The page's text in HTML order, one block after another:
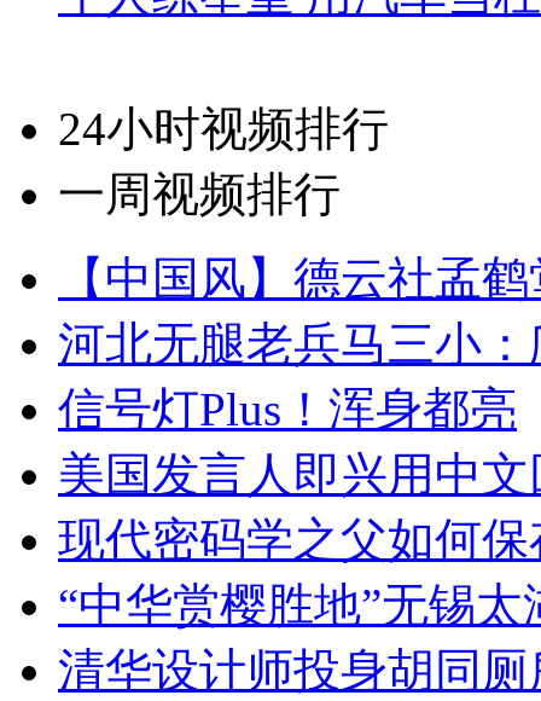
24小时视频排行
一周视频排行
【中国风】德云社孟
河北无腿老兵马三小
信号灯Plus！浑身都亮
美国发言人即兴用中
现代密码学之父如何
“中华赏樱胜地”无锡
清华设计师投身胡同